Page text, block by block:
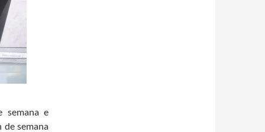
semana e
de semana